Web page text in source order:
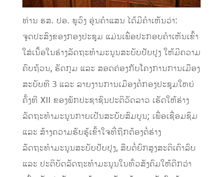
ທ່ານ ຮສ. ປອ. ພູວົງ ອຸ່ນຄຳແສນ ໄດ້ມີຄຳເຫັນວ່າ:
ຈຸດປະສົງຂອງກອງປະຊຸມ ແມ່ນເພື່ອປະກອບຄຳເຫັນເຂົ້າ
ໃສ່ເນື້ອໃນຮ່າງລັດຖະທຳມະນູນສະບັບປັບປຸງ ໃຫ້ມີຄວາມ
ຄົບຖ້ວນ, ຮັດກຸມ ແລະ ສອດຄ່ອງກັບໂຄງການການເມືອງ
ສະບັບທີ 3 ແລະ ລາຍງານການເມືອງຕໍ່ກອງປະຊຸມໃຫຍ່
ຄັ້ງທີ XII​ ຂອງພັກປະຊາຊົນປະຕິວັດລາວ ເຮັດໃຫ້ຮ່າງ
ລັດຖະທຳມະນູນກາຍເປັນສະບັບສົມບູນ; ເພື່ອເຊື່ອມຊຶມ
ແລະ ສ້າງຄວາມຮັບຮູ້ເຂົ້າໃຈທີ່ຖືກຕ້ອງຕໍ່ຮ່າງ
ລັດຖະທຳມະນູນສະບັບປັບປຸງ, ສືບຕໍ່ຍົກສູງສະຕິເຄົາລົບ
ແລະ ປະຕິບັດລັດຖະທຳມະນູນໃນທົ່ວສັງຄົມໃຫ້ດີກວ່າ